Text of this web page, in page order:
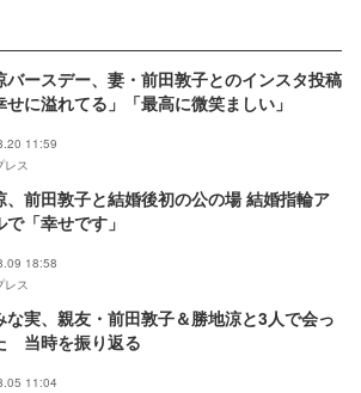
バースデー、妻・前田敦子とのインスタ投稿
せに溢れてる」「最高に微笑ましい」
11:59
レス
、前田敦子と結婚後初の公の場 結婚指輪ア
で「幸せです」
18:58
レス
な実、親友・前田敦子＆勝地涼と3人で会っ
当時を振り返る
11:04